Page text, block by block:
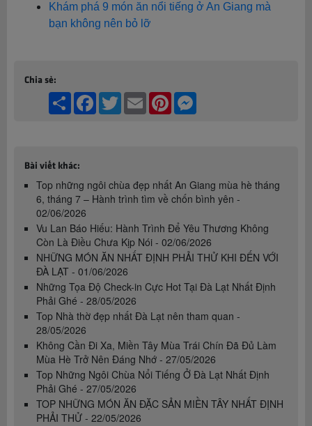
Khám phá 9 món ăn nổi tiếng ở An Giang mà
bạn không nên bỏ lỡ
Chia sẻ:
Share Facebook
TwitterEmail Pinterest
Bài viết khác:
Top những ngôi chùa đẹp nhất An Giang mùa hè tháng
6, tháng 7 – Hành trình tìm về chốn bình yên -
02/06/2026
Vu Lan Báo Hiếu: Hành Trình Để Yêu Thương Không
Còn Là Điều Chưa Kịp Nói - 02/06/2026
NHỮNG MÓN ĂN NHẤT ĐỊNH PHẢI THỬ KHI ĐẾN VỚI
ĐÀ LẠT - 01/06/2026
Những Tọa Độ Check-in Cực Hot Tại Đà Lạt Nhất Định
Phải Ghé - 28/05/2026
Top Nhà thờ đẹp nhất Đà Lạt nên tham quan -
28/05/2026
Không Cần Đi Xa, Miền Tây Mùa Trái Chín Đã Đủ Làm
Mùa Hè Trở Nên Đáng Nhớ - 27/05/2026
Top Những Ngôi Chùa Nổi Tiếng Ở Đà Lạt Nhất Định
Phải Ghé - 27/05/2026
TOP NHỮNG MÓN ĂN ĐẶC SẢN MIỀN TÂY NHẤT ĐỊNH
PHẢI THỬ - 22/05/2026